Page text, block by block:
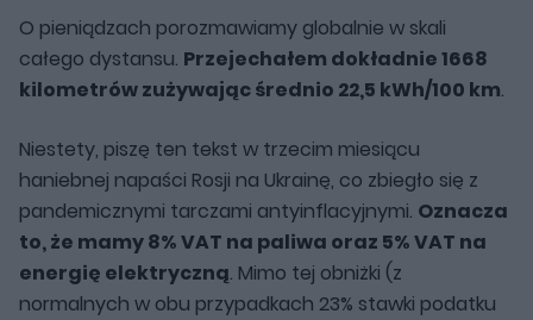
O pieniądzach porozmawiamy globalnie w skali
całego dystansu. Przejechałem dokładnie 1668
kilometrów zużywając średnio 22,5 kWh/100 km.
Niestety, piszę ten tekst w trzecim miesiącu
haniebnej napaści Rosji na Ukrainę, co zbiegło się z
pandemicznymi tarczami antyinflacyjnymi. Oznacza
to, że mamy 8% VAT na paliwa oraz 5% VAT na
energię elektryczną. Mimo tej obniżki (z
normalnych w obu przypadkach 23% stawki podatku